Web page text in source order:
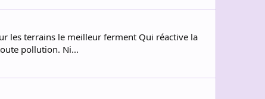
les terrains le meilleur ferment Qui réactive la
pollution. Ni...